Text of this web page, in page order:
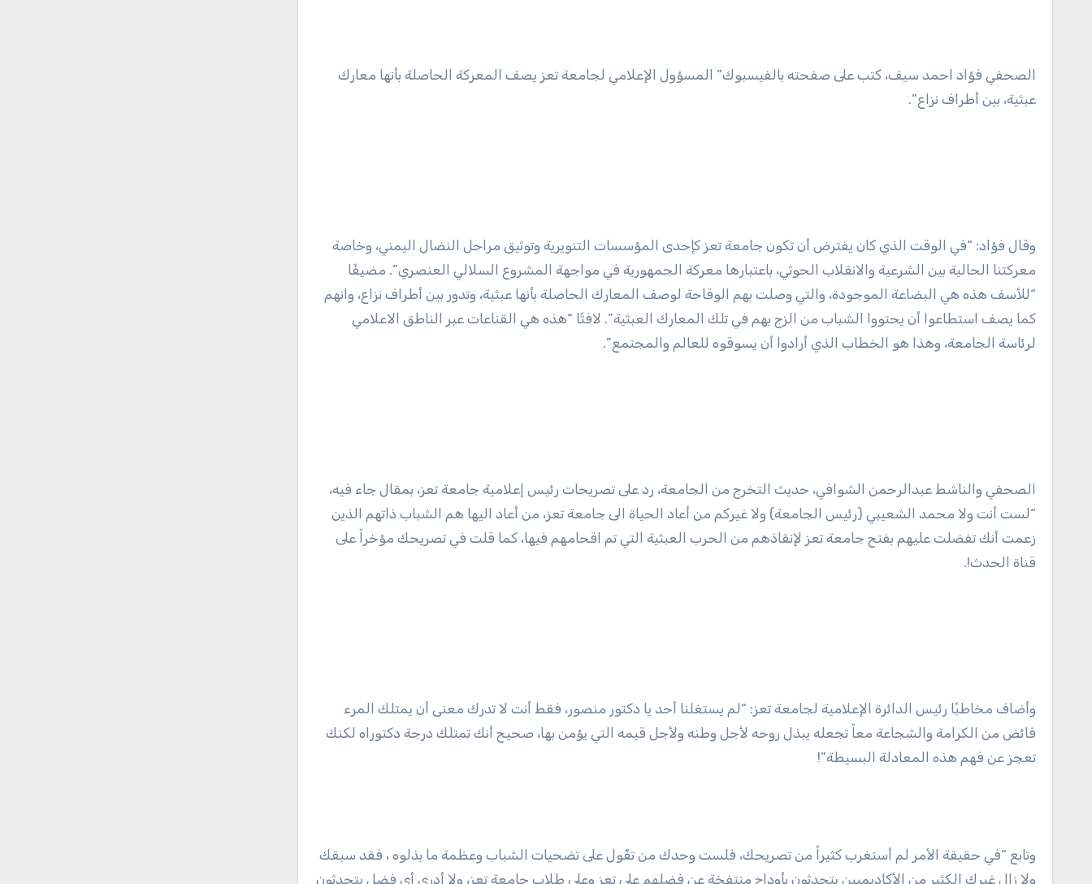
الصحفي فؤاد احمد سيف، كتب على صفحته بالفيسبوك” المسؤول الإعلامي لجامعة تعز يصف المعركة الحاصلة بأنها معارك
عبثية، بين أطراف نزاع”.
وقال فؤاد: “في الوقت الذي كان يفترض أن تكون جامعة تعز كإحدى المؤسسات التنويرية وتوثيق مراحل النضال اليمني، وخاصة
معركتنا الحالية بين الشرعية والانقلاب الحوثي، باعتبارها معركة الجمهورية في مواجهة المشروع السلالي العنصري”. مضيفًا
“للأسف هذه هي البضاعة الموجودة، والتي وصلت بهم الوقاحة لوصف المعارك الحاصلة بأنها عبثية، وتدور بين أطراف نزاع، وانهم
كما يصف استطاعوا أن يحتووا الشباب من الزج بهم في تلك المعارك العبثية”. لافتًا “هذه هي القناعات عبر الناطق الاعلامي
لرئاسة الجامعة، وهذا هو الخطاب الذي أرادوا أن يسوقوه للعالم والمجتمع”.
الصحفي والناشط عبدالرحمن الشوافي، حديث التخرج من الجامعة، رد على تصريحات رئيس إعلامية جامعة تعز، بمقال جاء فيه،
“لست أنت ولا محمد الشعيبي (رئيس الجامعة) ولا غيركم من أعاد الحياة الى جامعة تعز، من أعاد اليها هم الشباب ذاتهم الذين
زعمت أنك تفضلت عليهم بفتح جامعة تعز لإنقاذهم من الحرب العبثية التي تم اقحامهم فيها، كما قلت في تصريحك مؤخراً على
قناة الحدث!.
وأضاف مخاطبًا رئيس الدائرة الإعلامية لجامعة تعز: “لم يستغلنا أحد يا دكتور منصور، فقط أنت لا تدرك معنى أن يمتلك المرء
فائض من الكرامة والشجاعة معاً تجعله يبذل روحه لأجل وطنه ولأجل قيمه التي يؤمن بها، صحيح أنك تمتلك درجة دكتوراه لكنك
تعجز عن فهم هذه المعادلة البسيطة”!
وتابع “في حقيقة الأمر لم أستغرب كثيراً من تصريحك، فلست وحدك من تقّول على تضحيات الشباب وعظمة ما بذلوه ، فقد سبقك
ولا زال غيرك الكثير من الأكاديميين يتحدثون بأوداج منتفخة عن فضلهم على تعز وعلى طلاب جامعة تعز، ولا أدري أي فضل يتحدثون